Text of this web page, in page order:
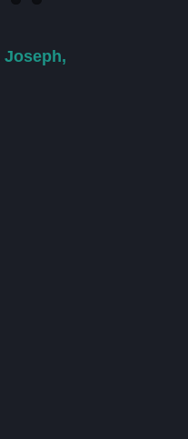
Joseph,